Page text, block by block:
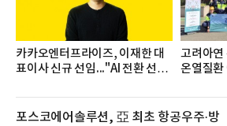
카카오엔터프라이즈, 이재한 대
표이사 신규 선임..."AI 전환 선
고려아연
온열질환
포스코에어솔루션, 亞 최초 항공우주·방